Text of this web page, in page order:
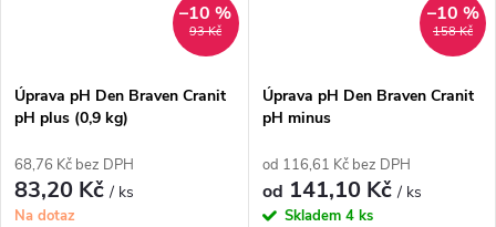
93 Kč
–10 %
Úprava pH Den Braven Cranit
pH plus (0,9 kg)
68,76 Kč bez DPH
83,20 Kč/ ks
Na dotaz
158 Kč
–10 %
Úprava pH Den Braven Cranit
pH minus
od 116,61 Kč bez DPH
od 141,10 Kč/ ks
Skladem 4 ks